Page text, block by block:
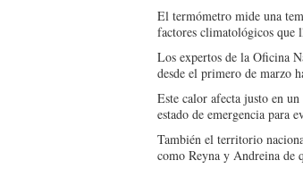
El termómetro mide una
factores climatológicos que
Los expertos de la Oficina
desde el primero de marzo
Este calor afecta justo en
estado de emergencia para
También el territorio
como Reyna y Andreina de